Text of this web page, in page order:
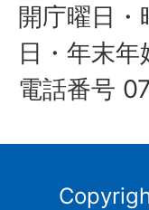
開庁曜日
日・年末年
電話番号